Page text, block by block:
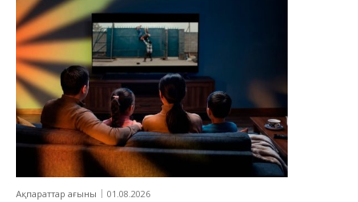
Ақпараттар ағыны 01.08.2026